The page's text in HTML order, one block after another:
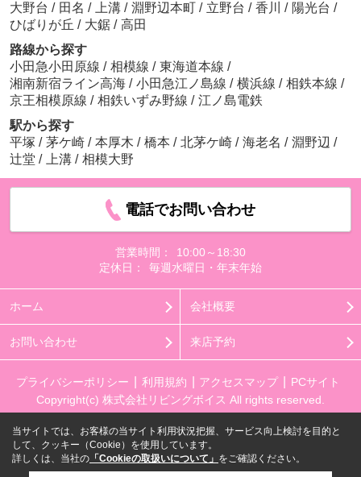
大野台 / 田名 / 上溝 / 淵野辺本町 / 立野台 / 香川 / 陽光台 /
ひばりが丘 / 大鋸 / 高田
路線から探す
小田急小田原線 / 相模線 / 東海道本線 /
湘南新宿ライン高海 / 小田急江ノ島線 / 横浜線 / 相鉄本線 /
京王相模原線 / 相鉄いずみ野線 / 江ノ島電鉄
駅から探す
平塚 / 茅ケ崎 / 本厚木 / 橋本 / 北茅ケ崎 / 海老名 / 淵野辺 /
辻堂 / 上溝 / 相模大野
電話でお問い合わせ
営業時間：
10:00～18:30
定休日：
毎週水曜日・年末年始
ホーム 会社概要
お問い合わせ 来店予約
プライバシーポリシー 利用規約 アクセスマップ
PCサイト
Copyright(c) 株式会社リビングボイス All rights reserved.
当サイトでは、お客様の当サイト利用状況把握、サービス向上検討を目的と
して、クッキー（Cookie）を使用しています。
詳しくは、当社の 「Cookieの取扱いについて」 をご確認ください。